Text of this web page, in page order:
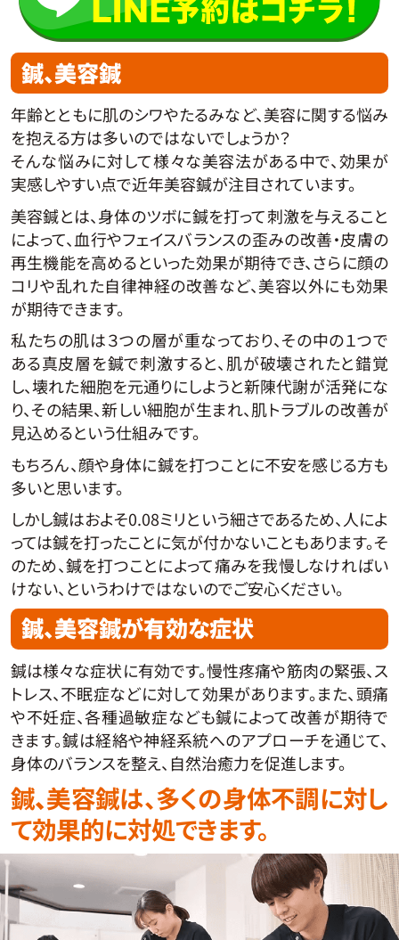
鍼、美容鍼
年齢とともに肌のシワやたるみなど、美容に関する悩み
を抱える方は多いのではないでしょうか？
そんな悩みに対して様々な美容法がある中で、効果が
実感しやすい点で近年美容鍼が注目されています。
美容鍼とは、身体のツボに鍼を打って刺激を与えること
によって、血行やフェイスバランスの歪みの改善・皮膚の
再生機能を高めるといった効果が期待でき、さらに顔の
コリや乱れた自律神経の改善など、美容以外にも効果
が期待できます。
私たちの肌は３つの層が重なっており、その中の１つで
ある真皮層を鍼で刺激すると、肌が破壊されたと錯覚
し、壊れた細胞を元通りにしようと新陳代謝が活発にな
り、その結果、新しい細胞が生まれ、肌トラブルの改善が
見込めるという仕組みです。
もちろん、顔や身体に鍼を打つことに不安を感じる方も
多いと思います。
しかし鍼はおよそ0.08ミリという細さであるため、人によ
っては鍼を打ったことに気が付かないこともあります。そ
のため、鍼を打つことによって痛みを我慢しなければい
けない、というわけではないのでご安心ください。
鍼、美容鍼が有効な症状
鍼は様々な症状に有効です。慢性疼痛や筋肉の緊張、ス
トレス、不眠症などに対して効果があります。また、頭痛
や不妊症、各種過敏症なども鍼によって改善が期待で
きます。鍼は経絡や神経系統へのアプローチを通じて、
身体のバランスを整え、自然治癒力を促進します。
鍼、美容鍼は、多くの身体不調に対し
て効果的に対処できます。